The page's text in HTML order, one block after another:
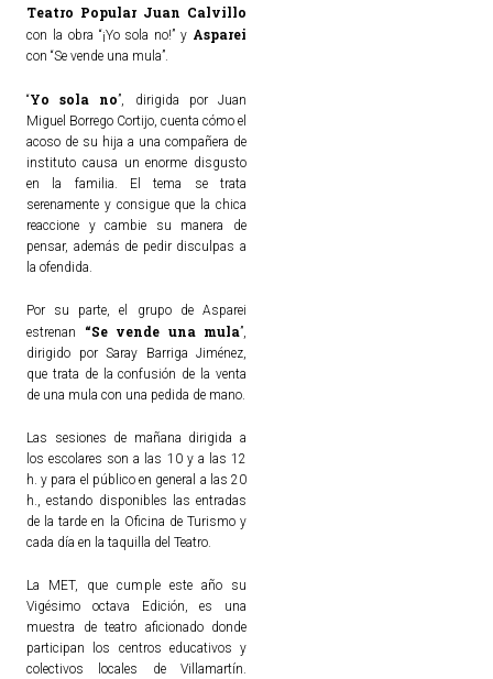
TURISMO
Historia
Qué ver
Fiestas
Gastronomía
Dónde dormir
Dónde comer
Entorno
Callejero
PUBLICACIONES
ACTUALIDAD
Noticias
Agenda
Teatro Popular Juan Calvillo
con la obra “¡Yo sola no!” y Asparei
con “Se vende una mula”.
“Yo sola no”, dirigida por Juan
Miguel Borrego Cortijo, cuenta cómo el
acoso de su hija a una compañera de
instituto causa un enorme disgusto
en la familia. El tema se trata
serenamente y consigue que la chica
reaccione y cambie su manera de
pensar, además de pedir disculpas a
la ofendida.
Por su parte, el grupo de Asparei
estrenan
“Se vende una mula”,
dirigido por Saray Barriga Jiménez,
que trata de la confusión de la venta
de una mula con una pedida de mano.
Las sesiones de mañana dirigida a
los escolares son a las 10 y a las 12
h. y para el público en general a las 20
h., estando disponibles las entradas
de la tarde en la Oficina de Turismo y
cada día en la taquilla del Teatro.
La MET, que cumple este año su
Vigésimo octava Edición, es una
muestra de teatro aficionado donde
participan los centros educativos y
colectivos locales de Villamartín.